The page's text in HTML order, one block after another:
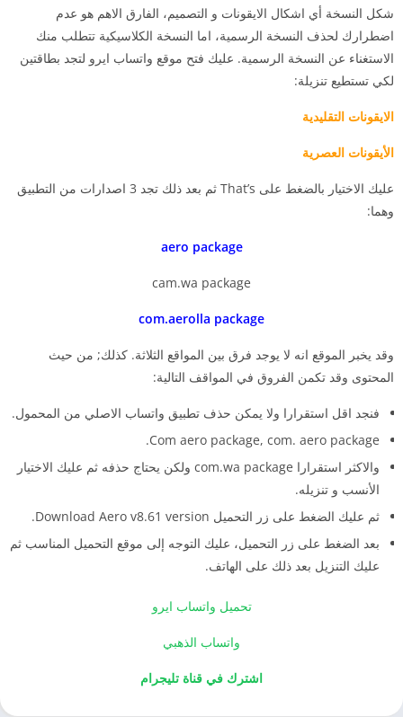
شكل النسخة أي اشكال الايقونات و التصميم، الفارق الاهم هو عدم
اضطرارك لحذف النسخة الرسمية، اما النسخة الكلاسيكية تتطلب منك
الاستغناء عن النسخة الرسمية. عليك فتح موقع واتساب ايرو لتجد بطاقتين
لكي تستطيع تنزيلة:
الايقونات التقليدية
الأيقونات العصرية
عليك الاختيار بالضغط على That’s ثم بعد ذلك تجد 3 اصدارات من التطبيق
وهما:
aero package
cam.wa package
com.aerolla package
وقد يخبر الموقع انه لا يوجد فرق بين المواقع الثلاثة. كذلك; من حيث
المحتوى وقد تكمن الفروق في المواقف التالية:
فنجد اقل استقرارا ولا يمكن حذف تطبيق واتساب الاصلي من المحمول.
Com aero package, com. aero package.
والاكثر استقرارا com.wa package ولكن يحتاج حذفه ثم عليك الاختيار
الأنسب و تنزيله.
ثم عليك الضغط على زر التحميل Download Aero v8.61 version.
بعد الضغط على زر التحميل، عليك التوجه إلى موقع التحميل المناسب ثم
عليك التنزيل بعد ذلك على الهاتف.
تحميل واتساب ايرو
واتساب الذهبي
اشترك في قناة تليجرام